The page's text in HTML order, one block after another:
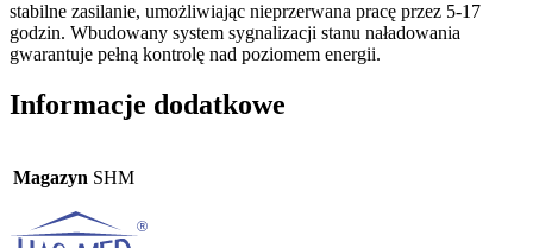
stabilne zasilanie, umożliwiając nieprzerwana pracę przez 5-17
godzin. Wbudowany system sygnalizacji stanu naładowania
gwarantuje pełną kontrolę nad poziomem energii.
Informacje dodatkowe
Magazyn SHM